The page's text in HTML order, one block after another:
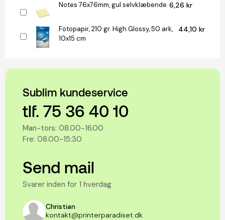
Notes 76x76mm, gul selvklæbende 6,26 kr
Fotopapir, 210 gr. High Glossy, 50 ark,
10x15 cm
44,10 kr
Sublim kundeservice
tlf. 75 36 40 10
Man-tors: 08.00-16.00
Fre: 08.00-15:30
Send mail
Svarer inden for 1 hverdag
Christian
kontakt@printerparadiset.dk